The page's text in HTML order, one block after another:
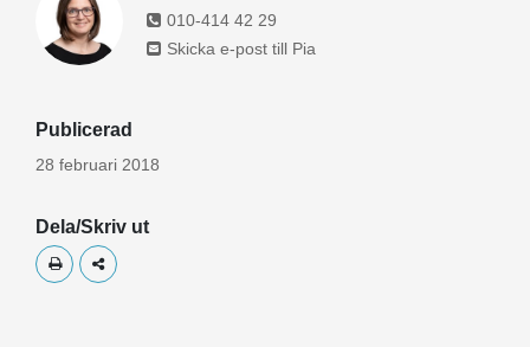
010-414 42 29
Skicka e-post till Pia
Publicerad
28 februari 2018
Dela/Skriv ut
Skriv utDela